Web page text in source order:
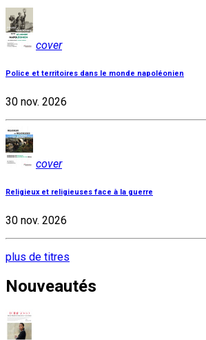
cover
Police et territoires dans le monde napoléonien
30 nov. 2026
cover
Religieux et religieuses face à la guerre
30 nov. 2026
plus de titres
Nouveautés